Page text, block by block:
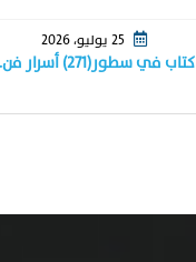
كتاب في سطور(٢٧١) أسرار فن…